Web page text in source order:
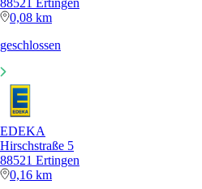
0,08 km
geschlossen
EDEKA
Hirschstraße 5
88521 Ertingen
0,16 km